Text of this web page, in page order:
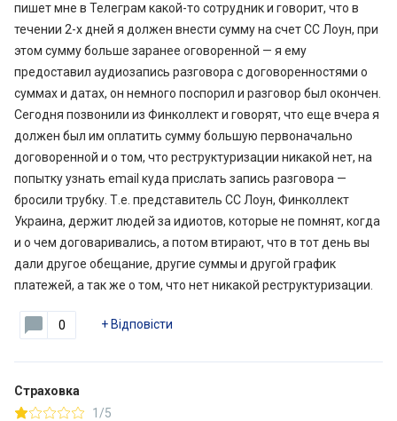
пишет мне в Телеграм какой-то сотрудник и говорит, что в
течении 2-х дней я должен внести сумму на счет СС Лоун, при
этом сумму больше заранее оговоренной — я ему
предоставил аудиозапись разговора с договоренностями о
суммах и датах, он немного поспорил и разговор был окончен.
Сегодня позвонили из Финколлект и говорят, что еще вчера я
должен был им оплатить сумму большую первоначально
договоренной и о том, что реструктуризации никакой нет, на
попытку узнать email куда прислать запись разговора —
бросили трубку. Т.е. представитель СС Лоун, Финколлект
Украина, держит людей за идиотов, которые не помнят, когда
и о чем договаривались, а потом втирают, что в тот день вы
дали другое обещание, другие суммы и другой график
платежей, а так же о том, что нет никакой реструктуризации.
0 + Відповісти
Страховка
1/5